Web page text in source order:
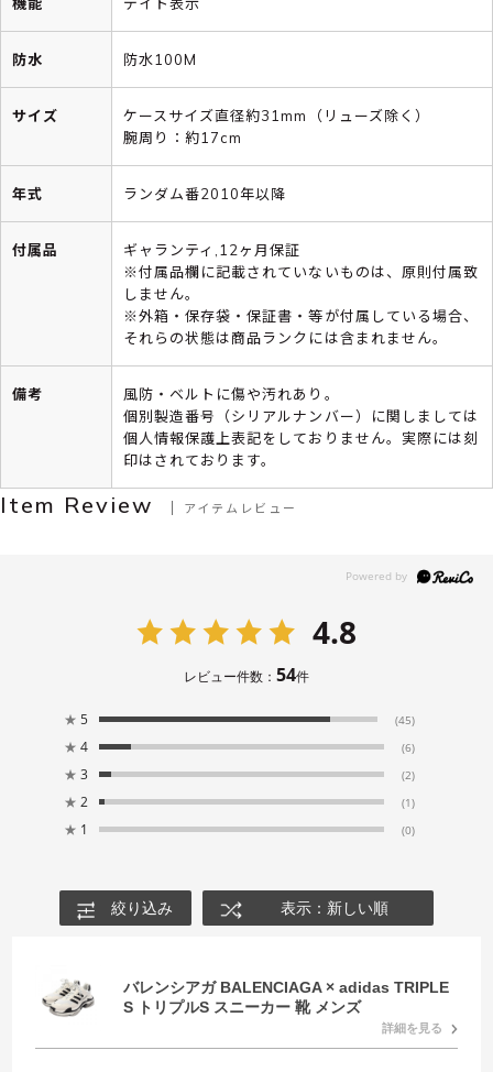
防水 防水100M
サイズ
ケースサイズ直径約31mm（リューズ除く）
腕周り：約17cm
年式 ランダム番2010年以降
付属品
ギャランティ,12ヶ月保証
※付属品欄に記載されていないものは、原則付属致
しません。
※外箱・保存袋・保証書・等が付属している場合、
それらの状態は商品ランクには含まれません。
備考
風防・ベルトに傷や汚れあり。
個別製造番号（シリアルナンバー）に関しましては
個人情報保護上表記をしておりません。実際には刻
印はされております。
Item Review アイテムレビュー
4.8
レビュー件数： 54件
★ 5 (45)
★ 4 (6)
★ 3 (2)
★ 2 (1)
★ 1 (0)
絞り込み 表示：新しい順
バレンシアガ BALENCIAGA × adidas TRIPLE
S トリプルS スニーカー 靴 メンズ
詳細を見る